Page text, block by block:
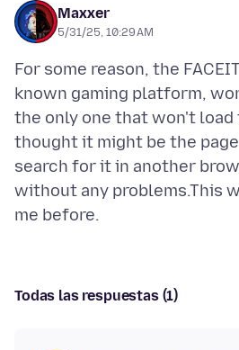
Maxxer
5/31/25, 10:29 AM
For some reason, the
known gaming platform,
the only one that won't load
thought it might be the
search for it in another
without any problems.This
Todas las respuestas (1)